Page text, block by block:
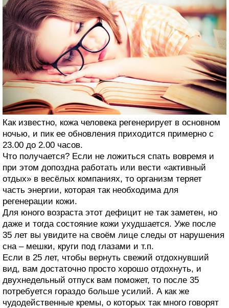
Как известно, кожа человека регенерирует в основном
ночью, и пик ее обновления приходится примерно с
23.00 до 2.00 часов.
Что получается? Если не ложиться спать вовремя и
при этом допоздна работать или вести «активный
отдых» в весёлых компаниях, то организм теряет
часть энергии, которая так необходима для
регенерации кожи.
Для юного возраста этот дефицит не так заметен, но
даже и тогда состояние кожи ухудшается. Уже после
35 лет вы увидите на своём лице следы от нарушения
сна – мешки, круги под глазами и т.п.
Если в 25 лет, чтобы вернуть свежий отдохнувший
вид, вам достаточно просто хорошо отдохнуть, и
двухнедельный отпуск вам поможет, то после 35
потребуется гораздо больше усилий. А как же
чудодейственные кремы, о которых так много говорят